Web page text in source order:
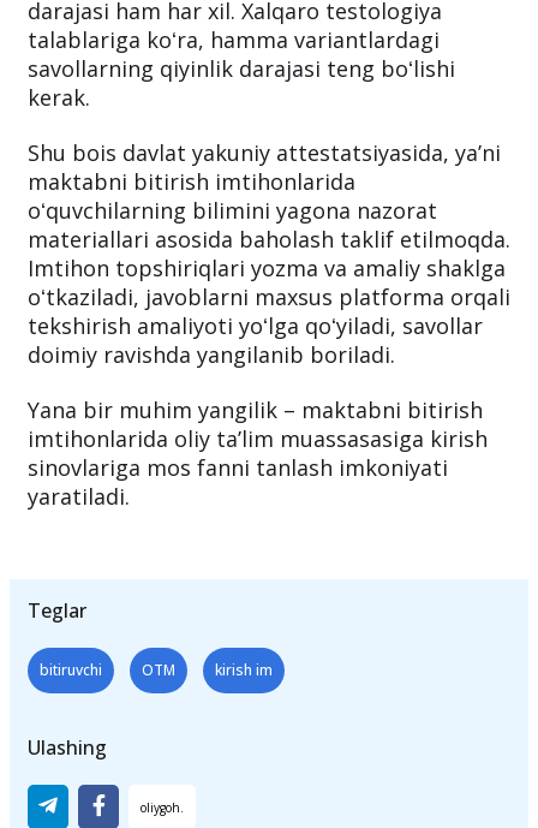
Hozirda bilimning bahosi turli maktablarda
turlicha. Imtihon varaqalaridagi savollar
darajasi ham har xil. Xalqaro testologiya
savollarning qiyinlik darajasi teng boʻlishi
kerak.
Shu bois davlat yakuniy attestatsiyasida, yaʼni
maktabni bitirish imtihonlarida
oʻquvchilarning bilimini yagona nazorat
materiallari asosida baholash taklif etilmoqda.
Imtihon topshiriqlari yozma va amaliy shaklga
tekshirish amaliyoti yoʻlga qoʻyiladi, savollar
doimiy ravishda yangilanib boriladi.
Yana bir muhim yangilik – maktabni bitirish
Teglar
bitiruvchi